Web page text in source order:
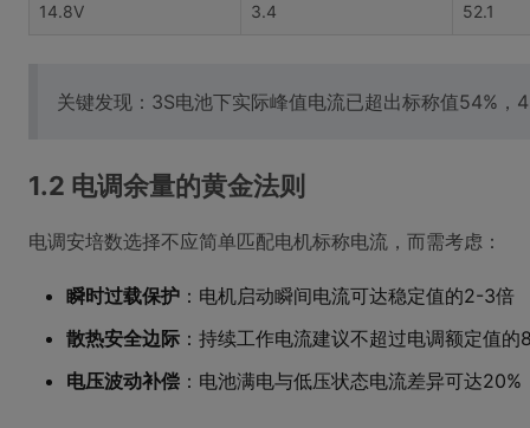
14.8V 3.4 52.1
关键发现：3S电池下实际峰值电流已超出标称值54%，
1.2 电调余量的黄金法则
电调安培数选择不应简单匹配电机标称电流，而需考虑：
瞬时过载保护 ：电机启动瞬间电流可达稳定值的2-3倍
散热安全边际 ：持续工作电流建议不超过电调额定值的
电压波动补偿 ：电池满电与低压状态电流差异可达20%